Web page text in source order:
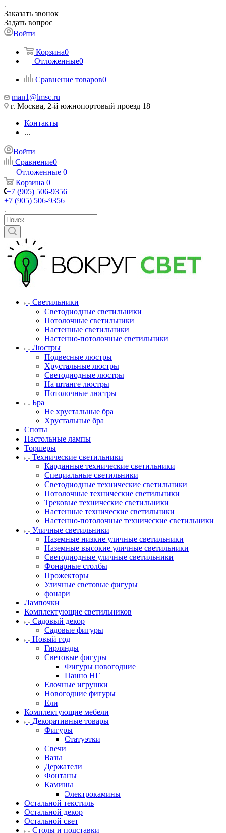
Заказать звонок
Задать вопрос
Войти
Корзина0
Отложенные0
Сравнение товаров0
man1@lmsc.ru
г. Москва, 2-й южнопортовый проезд 18
Контакты
...
Войти
Сравнение0
Отложенные 0
Корзина 0
+7 (905) 506-9356
+7 (905) 506-9356
Светильники
Светодиодные светильники
Потолочные светильники
Настенные светильники
Настенно-потолочные светильники
Люстры
Подвесные люстры
Хрустальные люстры
Светодиодные люстры
На штанге люстры
Потолочные люстры
Бра
Не хрустальные бра
Хрустальные бра
Споты
Настольные лампы
Торшеры
Технические светильники
Карданные технические светильники
Специальные светильники
Светодиодные технические светильники
Потолочные технические светильники
Трековые технические светильники
Настенные технические светильники
Настенно-потолочные технические светильники
Уличные светильники
Наземные низкие уличные светильники
Наземные высокие уличные светильники
Светодиодные уличные светильники
Фонарные столбы
Прожекторы
Уличные световые фигуры
фонари
Лампочки
Комплектующие светильников
Садовый декор
Садовые фигуры
Новый год
Гирлянды
Световые фигуры
Фигуры новогодние
Панно НГ
Елочные игрушки
Новогодние фигуры
Ели
Комплектующие мебели
Декоративные товары
Фигуры
Статуэтки
Свечи
Вазы
Держатели
Фонтаны
Камины
Электрокамины
Остальной текстиль
Остальной декор
Остальной свет
Столы и подставки